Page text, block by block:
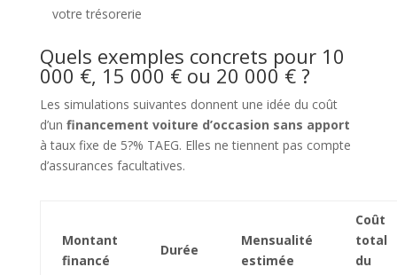
votre trésorerie
Quels exemples concrets pour 10
000 €, 15 000 € ou 20 000 € ?
Les simulations suivantes donnent une idée du coût
d’un financement voiture d’occasion sans apport
à taux fixe de 5?% TAEG. Elles ne tiennent pas compte
d’assurances facultatives.
Montant
financé
Durée
Mensualité
estimée
Coût
total
du